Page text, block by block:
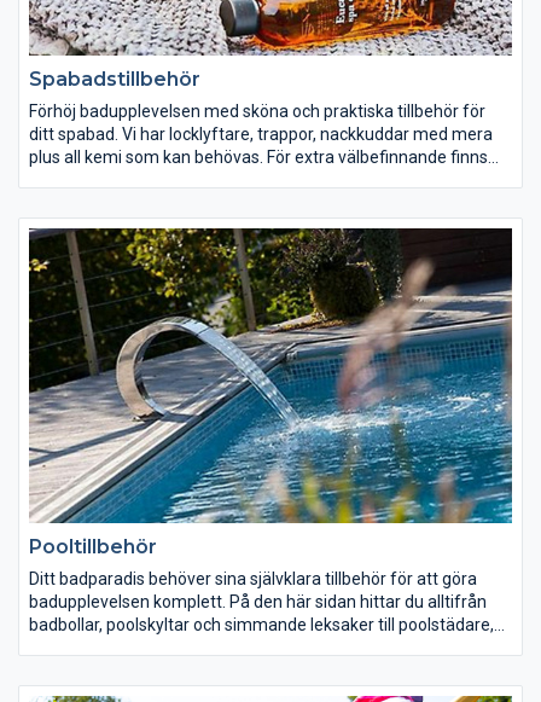
Spabadstillbehör
Förhöj badupplevelsen med sköna och praktiska tillbehör för
ditt spabad. Vi har locklyftare, trappor, nackkuddar med mera
plus all kemi som kan behövas. För extra välbefinnande finns
Pooltillbehör
Ditt badparadis behöver sina självklara tillbehör för att göra
badupplevelsen komplett. På den här sidan hittar du alltifrån
badbollar, poolskyltar och simmande leksaker till poolstädare,